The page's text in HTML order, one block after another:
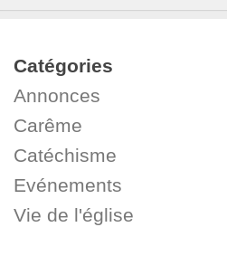
Catégories
Annonces
Carême
Catéchisme
Evénements
Vie de l'église